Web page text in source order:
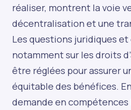
réaliser, montrent la voie
décentralisation et une
Les questions juridiques et
notamment sur les droits
être réglées pour assurer
équitable des bénéfices.
demande en compétences